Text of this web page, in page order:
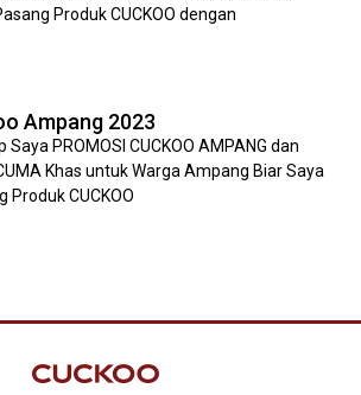
Produk CUCKOO dengan
Ampang 2023
Saya PROMOSI CUCKOO AMPANG dan
Khas untuk Warga Ampang Biar Saya
Produk CUCKOO